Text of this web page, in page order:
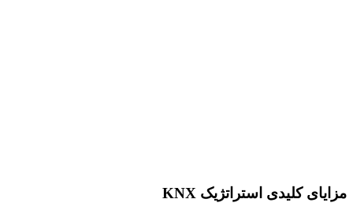
مزایای کلیدی استراتژیک KNX